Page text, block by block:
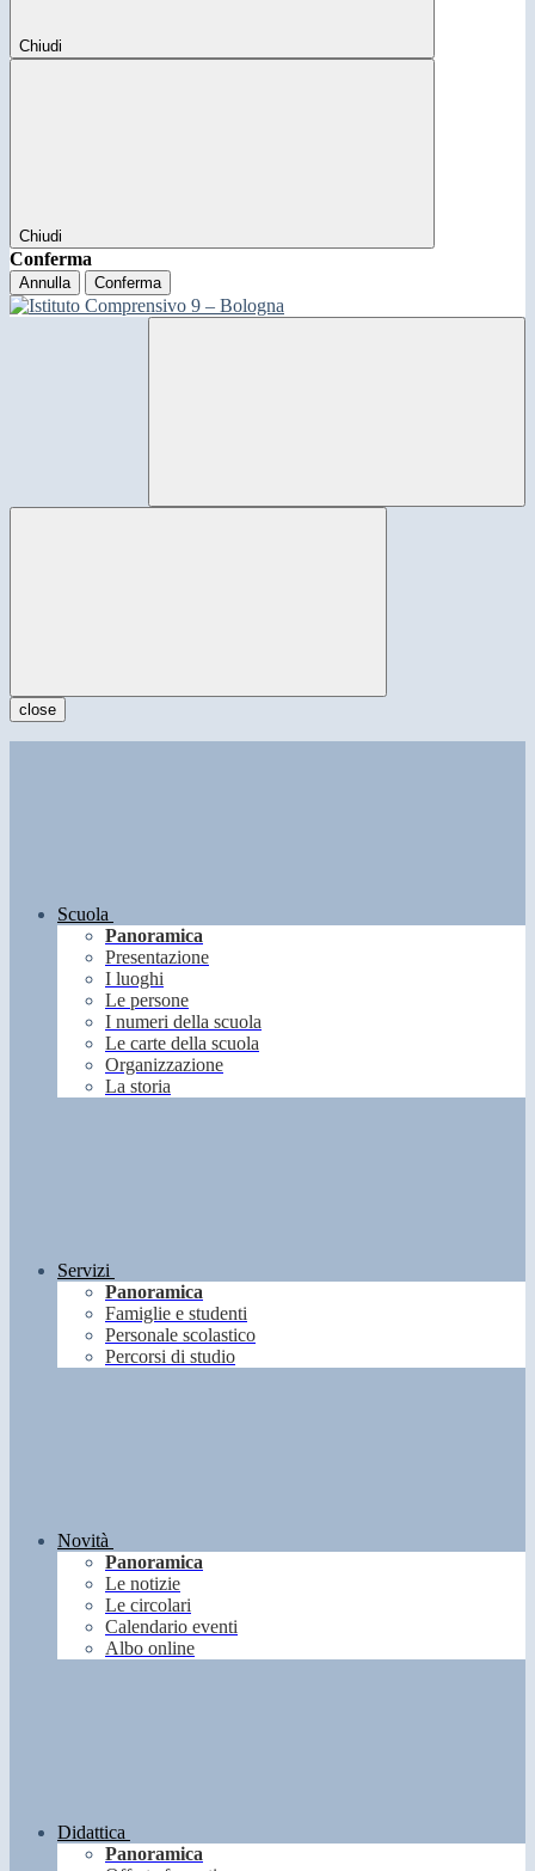
Chiudi
Chiudi
Conferma
Annulla Conferma
close
Scuola
Panoramica
Presentazione
I luoghi
Le persone
I numeri della scuola
Le carte della scuola
Organizzazione
La storia
Servizi
Panoramica
Famiglie e studenti
Personale scolastico
Percorsi di studio
Novità
Panoramica
Le notizie
Le circolari
Calendario eventi
Albo online
Didattica
Panoramica